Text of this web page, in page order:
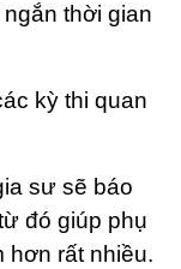
thời gian
kỳ thi quan
sư sẽ báo
đó giúp phụ
hơn rất nhiều.